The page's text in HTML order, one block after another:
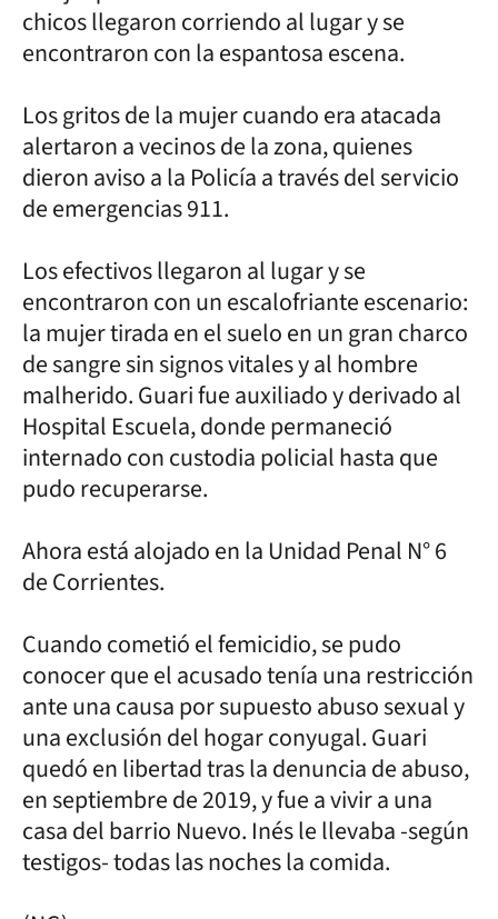
chicos llegaron corriendo al lugar y se
encontraron con la espantosa escena.
Los gritos de la mujer cuando era atacada
alertaron a vecinos de la zona, quienes
dieron aviso a la Policía a través del servicio
de emergencias 911.
Los efectivos llegaron al lugar y se
encontraron con un escalofriante escenario:
la mujer tirada en el suelo en un gran charco
de sangre sin signos vitales y al hombre
malherido. Guari fue auxiliado y derivado al
Hospital Escuela, donde permaneció
internado con custodia policial hasta que
pudo recuperarse.
Ahora está alojado en la Unidad Penal N° 6
de Corrientes.
Cuando cometió el femicidio, se pudo
conocer que el acusado tenía una restricción
ante una causa por supuesto abuso sexual y
una exclusión del hogar conyugal. Guari
quedó en libertad tras la denuncia de abuso,
en septiembre de 2019, y fue a vivir a una
casa del barrio Nuevo. Inés le llevaba -según
testigos- todas las noches la comida.